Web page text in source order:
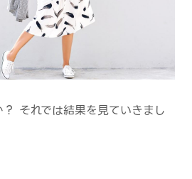
それでは結果を見ていきまし